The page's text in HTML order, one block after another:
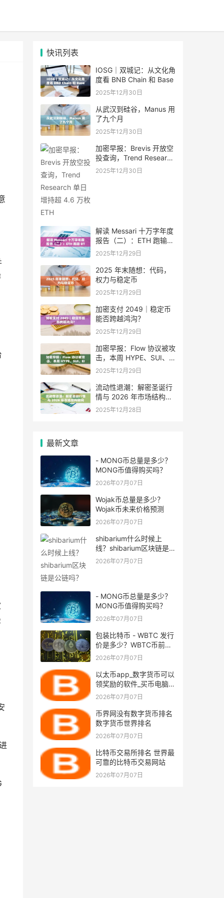
快讯列表
IOSG｜双城记：从文化角
度看 BNB Chain 和 Base
2025年12月30日
从武汉到硅谷，Manus 用
了九个月
2025年12月30日
加密早报：Brevis 开放空
投查询，Trend Research
单日增持超 4.6 万枚 ETH
2025年12月30日
解读 Messari 十万字年度
报告（二）：ETH 跑输
BTC，是边缘化还是定价
2025年12月29日
2025 年末随想：代码，
权力与稳定币
2025年12月29日
加密支付 2049｜稳定币
能否跨越鸿沟？
2025年12月29日
加密早报：Flow 协议被攻
击，本周 HYPE、SUI、
EIGEN 等代币将迎来大额
2025年12月29日
流动性退潮：解密圣诞行
情与 2026 年市场结构转
向
2025年12月28日
最新文章
- MONG币总量是多少？
MONG币值得购买吗？
2026年07月07日
Wojak币总量是多少？
Wojak币未来价格预测
2026年07月07日
shibarium什么时候上
线？shibarium区块链是
公链吗？
2026年07月07日
- MONG币总量是多少？
MONG币值得购买吗？
2026年07月07日
包装比特币 - WBTC 发行
价是多少？WBTC币前景
怎么样？
2026年07月07日
以太币app_数字货币可以
领奖励的软件_买币电脑软
件排行榜下载
2026年07月07日
币界网没有数字货币排名
数字货币世界排名
2026年07月07日
比特币交易所排名 世界最
可靠的比特币交易网站
2026年07月07日